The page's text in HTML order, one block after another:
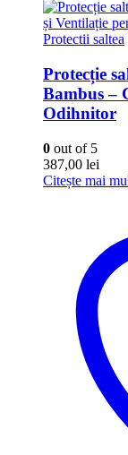
Protectii saltea
Protecție
Bambus –
Odihnitor
0 out of 5
387,00 lei
Citește mai